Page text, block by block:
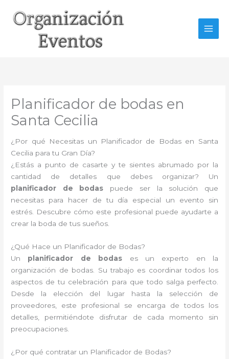
contenido
Planificador de bodas en
Santa Cecilia
¿Por qué Necesitas un Planificador de Bodas en Santa
Cecilia para tu Gran Día?
¿Estás a punto de casarte y te sientes abrumado por la
cantidad de detalles que debes organizar? Un
planificador de bodas puede ser la solución que
necesitas para hacer de tu día especial un evento sin
estrés. Descubre cómo este profesional puede ayudarte a
crear la boda de tus sueños.
¿Qué Hace un Planificador de Bodas?
Un planificador de bodas es un experto en la
organización de bodas. Su trabajo es coordinar todos los
aspectos de tu celebración para que todo salga perfecto.
Desde la elección del lugar hasta la selección de
proveedores, este profesional se encarga de todos los
detalles, permitiéndote disfrutar de cada momento sin
preocupaciones.
¿Por qué contratar un Planificador de Bodas?